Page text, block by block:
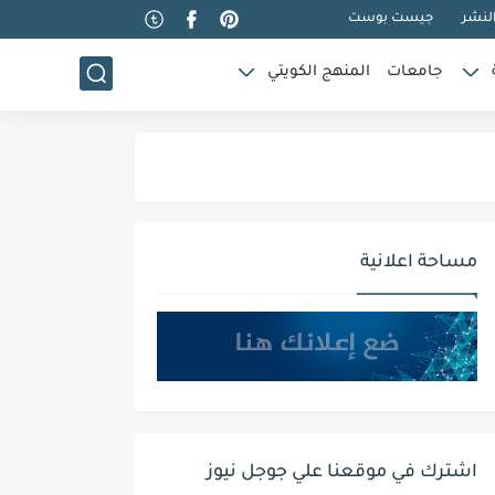
جيست بوست
جامعات المنهج الكويتي
مساحة اعلانية
اشترك في موقعنا علي جوجل نيوز